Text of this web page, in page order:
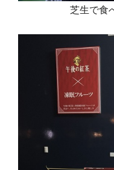
芝生で食